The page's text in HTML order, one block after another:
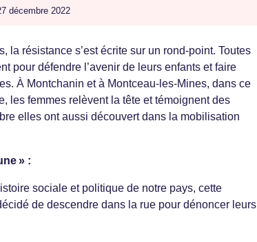
décembre 2022
la résistance s’est écrite sur un rond-point. Toutes
pour défendre l’avenir de leurs enfants et faire
À Montchanin et à Montceau-les-Mines, dans ce
les femmes relèvent la tête et témoignent des
elles ont aussi découvert dans la mobilisation
» :
sociale et politique de notre pays, cette
de descendre dans la rue pour dénoncer leurs